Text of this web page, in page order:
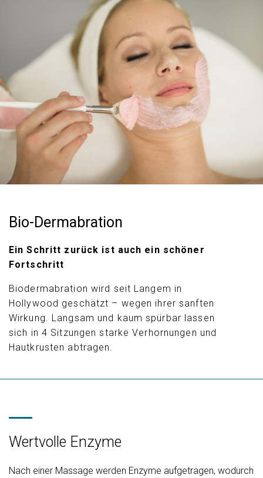
Bio-Dermabration
Ein Schritt zurück ist auch ein schöner
Fortschritt
Biodermabration wird seit Langem in
Hollywood geschätzt – wegen ihrer sanften
Wirkung. Langsam und kaum spürbar lassen
sich in 4 Sitzungen starke Verhornungen und
Hautkrusten abtragen.
Wertvolle Enzyme
Nach einer Massage werden Enzyme aufgetragen, wodurch